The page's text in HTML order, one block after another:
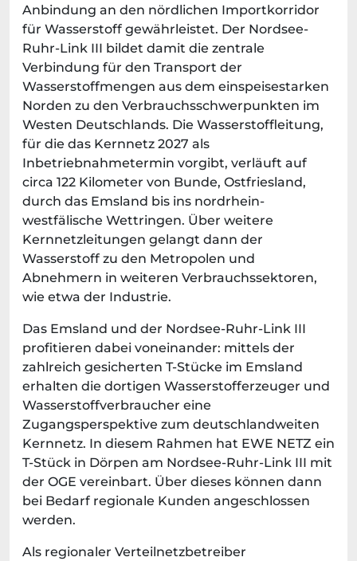
Anbindung an den nördlichen Importkorridor
für Wasserstoff gewährleistet. Der Nordsee-
Ruhr-Link III bildet damit die zentrale
Verbindung für den Transport der
Wasserstoffmengen aus dem einspeisestarken
Norden zu den Verbrauchsschwerpunkten im
Westen Deutschlands. Die Wasserstoffleitung,
für die das Kernnetz 2027 als
Inbetriebnahmetermin vorgibt, verläuft auf
circa 122 Kilometer von Bunde, Ostfriesland,
durch das Emsland bis ins nordrhein-
westfälische Wettringen. Über weitere
Kernnetzleitungen gelangt dann der
Wasserstoff zu den Metropolen und
Abnehmern in weiteren Verbrauchssektoren,
wie etwa der Industrie.
Das Emsland und der Nordsee-Ruhr-Link III
profitieren dabei voneinander: mittels der
zahlreich gesicherten T-Stücke im Emsland
erhalten die dortigen Wasserstofferzeuger und
Wasserstoffverbraucher eine
Zugangsperspektive zum deutschlandweiten
Kernnetz. In diesem Rahmen hat EWE NETZ ein
T-Stück in Dörpen am Nordsee-Ruhr-Link III mit
der OGE vereinbart. Über dieses können dann
bei Bedarf regionale Kunden angeschlossen
werden.
Als regionaler Verteilnetzbetreiber